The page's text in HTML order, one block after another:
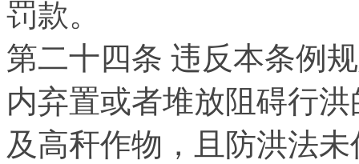
罚款。
第二十四条 违反本条例
内弃置或者堆放阻碍行
及高秆作物，且防洪法